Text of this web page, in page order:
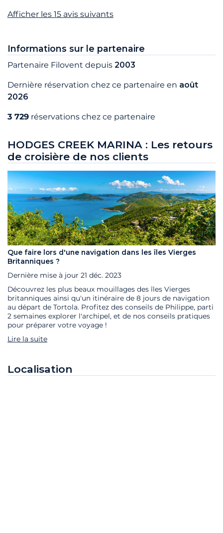
Afficher les 15 avis suivants
Informations sur le partenaire
Partenaire Filovent depuis 2003
Dernière réservation chez ce partenaire en août
2026
3 729 réservations chez ce partenaire
HODGES CREEK MARINA : Les retours
de croisière de nos clients
Que faire lors d'une navigation dans les îles Vierges
Britanniques ?
Dernière mise à jour 21 déc. 2023
Découvrez les plus beaux mouillages des îles Vierges
britanniques ainsi qu'un itinéraire de 8 jours de navigation
au départ de Tortola. Profitez des conseils de Philippe, parti
2 semaines explorer l'archipel, et de nos conseils pratiques
pour préparer votre voyage !
Lire la suite
Localisation